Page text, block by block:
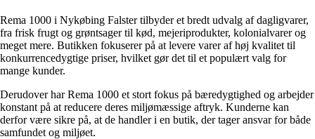
Rema 1000 i Nykøbing Falster tilbyder et bredt udvalg af dagligvarer,
fra frisk frugt og grøntsager til kød, mejeriprodukter, kolonialvarer og
meget mere. Butikken fokuserer på at levere varer af høj kvalitet til
konkurrencedygtige priser, hvilket gør det til et populært valg for
mange kunder.
Derudover har Rema 1000 et stort fokus på bæredygtighed og arbejder
konstant på at reducere deres miljømæssige aftryk. Kunderne kan
derfor være sikre på, at de handler i en butik, der tager ansvar for både
samfundet og miljøet.